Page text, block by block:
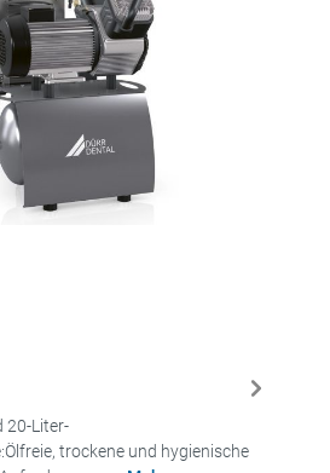
20-Liter-
trockene und hygienische